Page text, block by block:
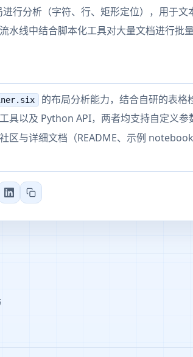
进行分析（字符、行、矩形定位），用于文
水线中结合脚本化工具对大量文档进行批量
的布局分析能力，结合自研的表格
具以及 Python API，两者均支持自定义参
区与详细文档（README、示例